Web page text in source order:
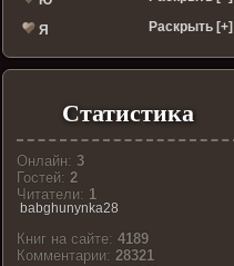
Я Раскрыть [+]
Статистика
Онлайн:3
Гостей:2
Читатели: 1
babghunynka28
Книг на сайте:4189
Комментарии:28321